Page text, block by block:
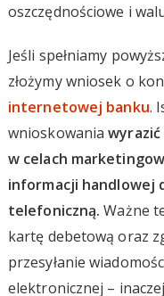
oszczędnościowe i
Jeśli spełniamy
złożymy wniosek o
internetowej banku.
wnioskowania
w celach
informacji handlowej
telefoniczną. Ważne
kartę debetową oraz
przesyłanie
elektronicznej –